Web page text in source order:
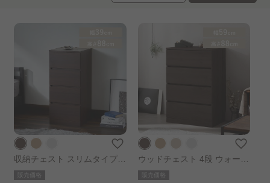
収納チェスト スリムタイプ 4
段 ウォールナット
販売価格
ウッドチェスト 4段 ウォール
ナット
販売価格